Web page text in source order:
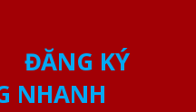
ĐĂNG KÝ
NHANH